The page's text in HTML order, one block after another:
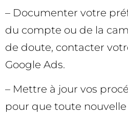
– Documenter votre
du compte ou de la
de doute, contacter
Google Ads.
– Mettre à jour vos
pour que toute